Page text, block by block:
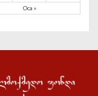
Oca »